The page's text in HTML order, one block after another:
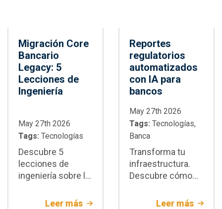
Migración Core
Bancario
Legacy: 5
Lecciones de
Ingeniería
May 27th 2026
Tags: Tecnologías
Descubre 5
lecciones de
ingeniería sobre la
bancario legacy.
Leer más
Reportes
regulatorios
automatizados
con IA para
bancos
May 27th 2026
Tags: Tecnologías,
Banca
Transforma tu
infraestructura.
Descubre cómo
regulatoriosLeer más